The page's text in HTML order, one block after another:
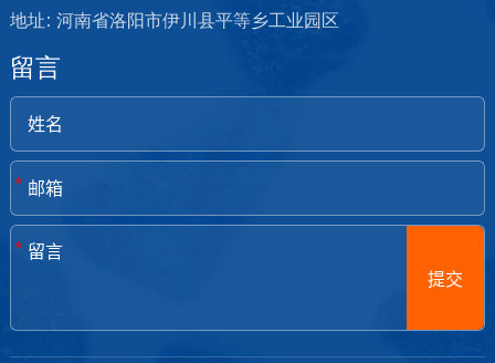
地址: 河南省洛阳市伊川县平等乡工业园区
留言
*
*
提交